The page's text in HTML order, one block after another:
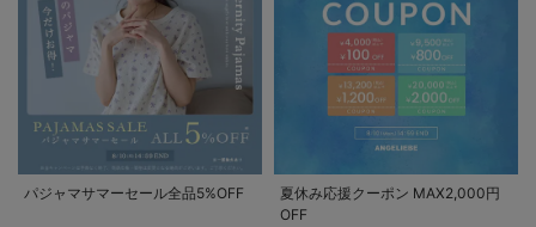
パジャマサマーセール全品5%OFF
夏休み応援クーポン MAX2,000円
OFF